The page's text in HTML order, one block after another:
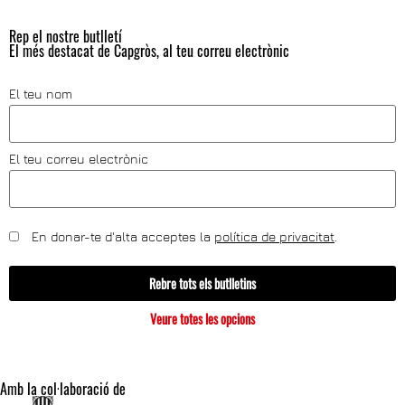
Rep el nostre butlletí
El més destacat de Capgròs, al teu correu electrònic
El teu nom
El teu correu electrònic
En donar-te d'alta acceptes la política de privacitat
Rebre tots els butlletins
Veure totes les opcions
Amb la col·laboració de